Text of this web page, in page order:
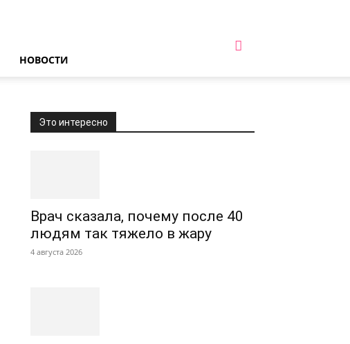
НОВОСТИ
Это интересно
Врач сказала, почему после 40
людям так тяжело в жару
4 августа 2026